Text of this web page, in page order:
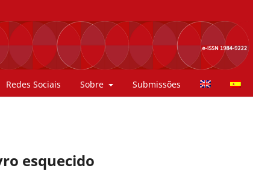
Redes Sociais Sobre Submissões
esquecido